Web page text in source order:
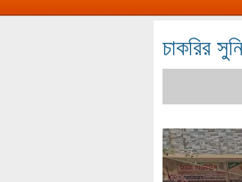
চাকরির